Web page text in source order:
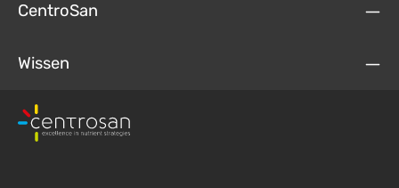
CentroSan
Wissen